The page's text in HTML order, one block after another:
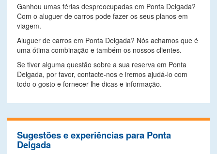
Ganhou umas férias despreocupadas em Ponta Delgada?
Com o aluguer de carros pode fazer os seus planos em
viagem.
Aluguer de carros em Ponta Delgada? Nós achamos que é
uma ótima combinação e também os nossos clientes.
Se tiver alguma questão sobre a sua reserva em Ponta
Delgada, por favor, contacte-nos e iremos ajudá-lo com
todo o gosto e fornecer-lhe dicas e informação.
Sugestões e experiências para Ponta
Delgada